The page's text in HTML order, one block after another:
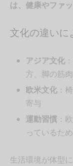
は、健康やファ
文化の違いに
アジア文化
方、脚の筋
欧米文化：
寄与
運動習慣：
っているた
生活環境が体型